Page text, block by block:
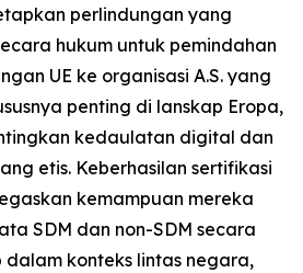
perlindungan yang
hukum untuk pemindahan
UE ke organisasi A.S. yang
penting di lanskap Eropa,
kedaulatan digital dan
etis. Keberhasilan sertifikasi
kemampuan mereka
SDM dan non-SDM secara
konteks lintas negara,